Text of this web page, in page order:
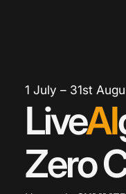
1 July – 31st
LiveAI
Zero